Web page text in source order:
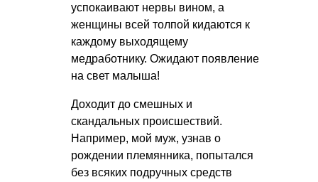
успокаивают нервы вином, а
женщины всей толпой кидаются к
каждому выходящему
медработнику. Ожидают появление
на свет малыша!
Доходит до смешных и
скандальных происшествий.
Например, мой муж, узнав о
рождении племянника, попытался
без всяких подручных средств